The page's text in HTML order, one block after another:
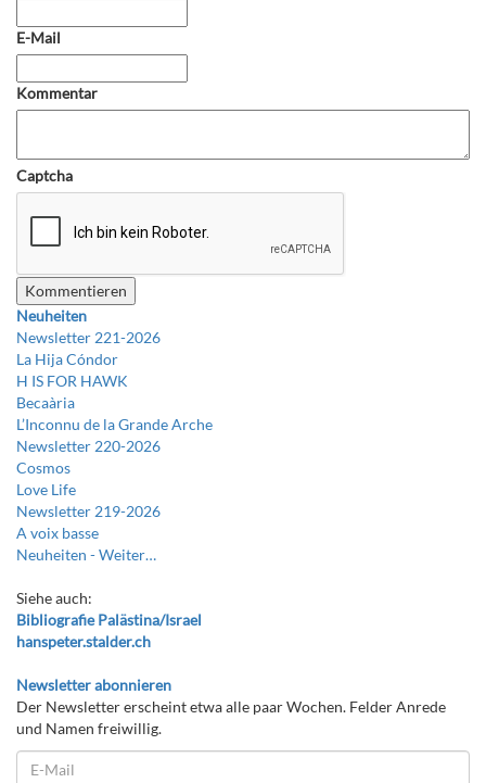
E-Mail
Kommentar
Captcha
Neuheiten
Newsletter 221-2026
La Hija Cóndor
H IS FOR HAWK
Becaària
L’Inconnu de la Grande Arche
Newsletter 220-2026
Cosmos
Love Life
Newsletter 219-2026
A voix basse
Neuheiten -Weiter…
Siehe auch:
Bibliografie Palästina/Israel
hanspeter.stalder.ch
Newsletter abonnieren
Der Newsletter erscheint etwa alle paar Wochen. Felder Anrede
und Namen freiwillig.